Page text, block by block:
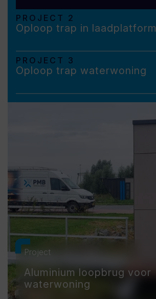
PROJECT 2
Oploop trap in laadplatform
PROJECT 3
Oploop trap waterwoning
Project
Aluminium loopbrug voor
waterwoning